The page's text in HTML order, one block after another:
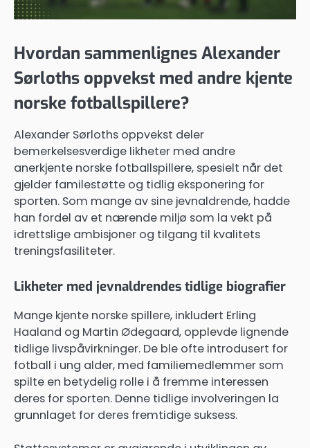
Hvordan sammenlignes Alexander
Sørloths oppvekst med andre kjente
norske fotballspillere?
Alexander Sørloths oppvekst deler
bemerkelsesverdige likheter med andre
anerkjente norske fotballspillere, spesielt når det
gjelder familestøtte og tidlig eksponering for
sporten. Som mange av sine jevnaldrende, hadde
han fordel av et nærende miljø som la vekt på
idrettslige ambisjoner og tilgang til kvalitets
treningsfasiliteter.
Likheter med jevnaldrendes tidlige biografier
Mange kjente norske spillere, inkludert Erling
Haaland og Martin Ødegaard, opplevde lignende
tidlige livspåvirkninger. De ble ofte introdusert for
fotball i ung alder, med familiemedlemmer som
spilte en betydelig rolle i å fremme interessen
deres for sporten. Denne tidlige involveringen la
grunnlaget for deres fremtidige suksess.